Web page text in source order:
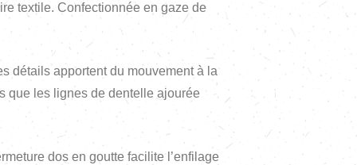
textile. Confectionnée en gaze de
détails apportent du mouvement à la
que les lignes de dentelle ajourée
dos en goutte facilite l’enfilage